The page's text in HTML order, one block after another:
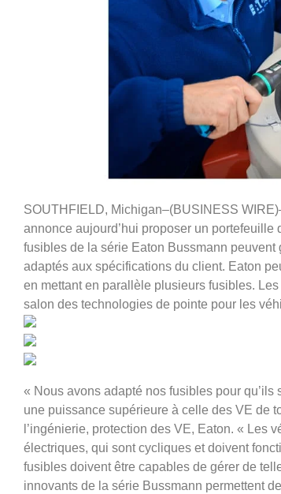
SOUTHFIELD, Michigan–(BUSINESS
annonce aujourd’hui proposer un
fusibles de la série Eaton Bussmann peuvent
adaptés aux spécifications du client. Eaton
en mettant en parallèle plusieurs fusibles.
salon des technologies de pointe pour les
« Nous avons adapté nos fusibles pour
une puissance supérieure à celle des VE de
l’ingénierie, protection des VE, Eaton. « Les
électriques, qui sont cycliques et doivent
fusibles doivent être capables de gérer de
innovants de la série Bussmann permettent